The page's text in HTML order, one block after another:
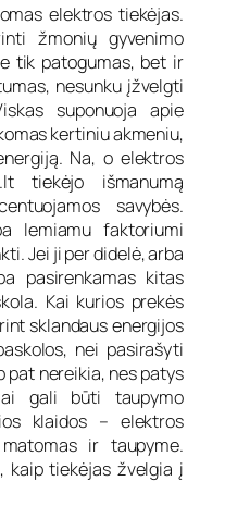
elektros tiekėjas.
žmonių gyvenimo
tik patogumas, bet ir
nesunku įžvelgti
suponuoja apie
kertiniu akmeniu,
Na, o elektros
tiekėjo išmanumą
savybės.
lemiamu faktoriumi
Jei ji per didelė, arba
pasirenkamas kitas
Kai kurios prekės
sklandaus energijos
nei pasirašyti
nereikia, nes patys
gali būti taupymo
klaidos – elektros
ir taupyme.
kaip tiekėjas žvelgia į